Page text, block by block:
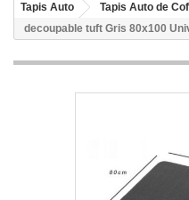
Tapis Auto
Tapis Auto de
decoupable tuft Gris 80x100